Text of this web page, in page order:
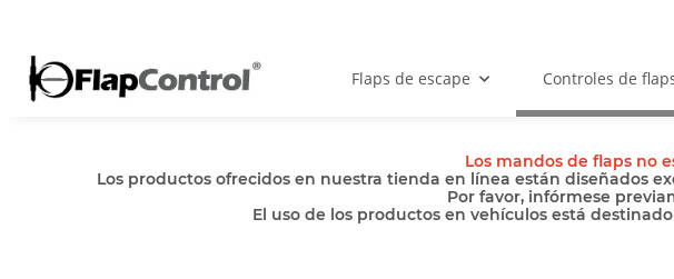
Flaps de escape Controles de
Los mandos de flaps no
Los productos ofrecidos en nuestra tienda en línea están diseñados
Por favor, infórmese
El uso de los productos en vehículos está